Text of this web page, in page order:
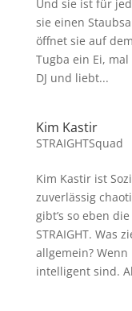
Und sie ist für
sie einen
öffnet sie auf
Tugba ein Ei,
DJ und liebt...
Kim Kastir
STRAIGHTSquad
Kim Kastir ist
zuverlässig
gibt’s so eben
STRAIGHT. Was
allgemein?
intelligent sind.